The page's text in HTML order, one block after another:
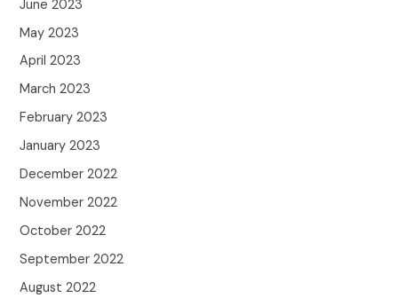
June 2023
May 2023
April 2023
March 2023
February 2023
January 2023
December 2022
November 2022
October 2022
September 2022
August 2022